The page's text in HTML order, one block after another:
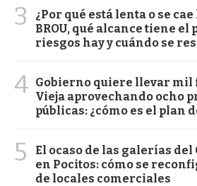
3
¿Por qué está lenta o se
BROU, qué alcance tiene el
riesgos hay y cuándo se
4 Gobierno quiere llevar mil
Vieja aprovechando ocho
públicas: ¿cómo es el plan
5
El ocaso de las galerías del
en Pocitos: cómo se
de locales comerciales